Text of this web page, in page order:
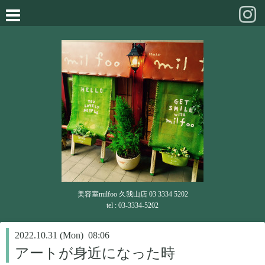
美容室milfoo 久我山店 03 3334 5202
tel : 03-3334-5202
2022.10.31 (Mon) 08:06
アートが身近になった時